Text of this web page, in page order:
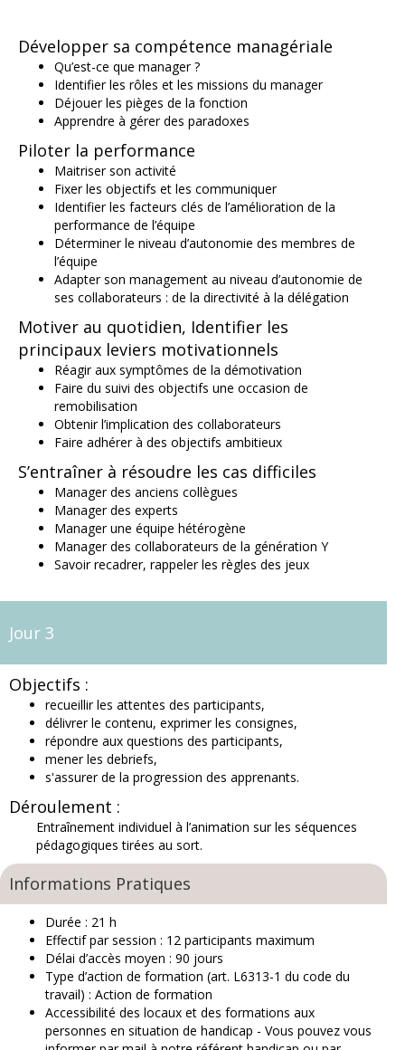
Développer sa compétence managériale
Qu’est-ce que manager ?
Identifier les rôles et les missions du manager
Déjouer les pièges de la fonction
Apprendre à gérer des paradoxes
Piloter la performance
Maitriser son activité
Fixer les objectifs et les communiquer
Identifier les facteurs clés de l’amélioration de la
performance de l’équipe
Déterminer le niveau d’autonomie des membres de
l’équipe
Adapter son management au niveau d’autonomie de
ses collaborateurs : de la directivité à la délégation
Motiver au quotidien, Identifier les
principaux leviers motivationnels
Réagir aux symptômes de la démotivation
Faire du suivi des objectifs une occasion de
remobilisation
Obtenir l’implication des collaborateurs
Faire adhérer à des objectifs ambitieux
S’entraîner à résoudre les cas difficiles
Manager des anciens collègues
Manager des experts
Manager une équipe hétérogène
Manager des collaborateurs de la génération Y
Savoir recadrer, rappeler les règles des jeux
Jour 3
Objectifs :
recueillir les attentes des participants,
délivrer le contenu, exprimer les consignes,
répondre aux questions des participants,
mener les debriefs,
s'assurer de la progression des apprenants.
Déroulement :
Entraînement individuel à l’animation sur les séquences
pédagogiques tirées au sort.
Informations Pratiques
Durée : 21 h
Effectif par session : 12 participants maximum
Délai d’accès moyen : 90 jours
Type d’action de formation (art. L6313-1 du code du
travail) : Action de formation
Accessibilité des locaux et des formations aux
personnes en situation de handicap - Vous pouvez vous